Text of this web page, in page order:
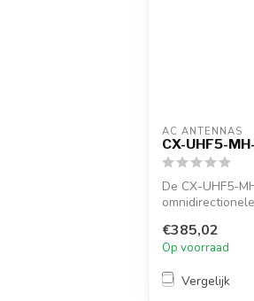
AC ANTENNAS
CX-UHF5-
De CX-UHF5-
€385,02
Op voorraad
Vergelijk